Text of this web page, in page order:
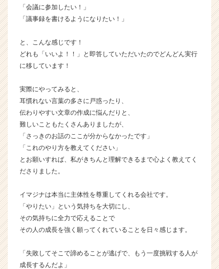
サ
イ
ア
キ
（C
e
e
r
C
a
r）
「会議に参加したい！」
「議事録を書けるようになりたい！」
と、こんな感じです！
どれも「いいよ！！」と即答していただいたのでどんどん実行
に移しています！
実際にやってみると、
耳慣れない言葉の多さに戸惑ったり、
伝わりやすい文章の作成に悩んだりと、
難しいこともたくさんありましたが、
「さっきのお話のここが分からなかったです」
「これのやり方を教えてください」
とお願いすれば、私がきちんと理解できるまで心よく教えてく
ださりました。
イマジナは本当に主体性を尊重してくれる会社です。
「やりたい」という気持ちを大切にし、
その気持ちに全力で応えることで
その人の成長を強く願ってくれていることを日々感じます。
「失敗してそこで諦めることが逃げで、もう一度挑戦する人が
成長するんだよ」